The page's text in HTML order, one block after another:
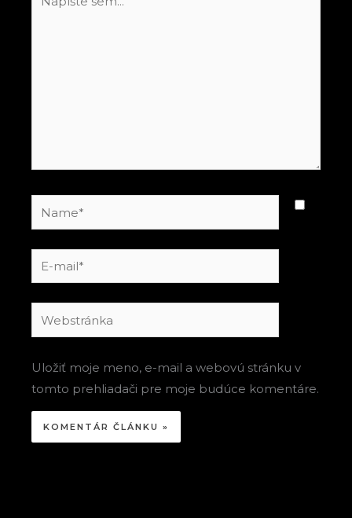
sem...
Name*
E-
mail*
Webstránka
Uložiť moje meno, e-mail a webovú stránku v
tomto prehliadači pre moje budúce komentáre.